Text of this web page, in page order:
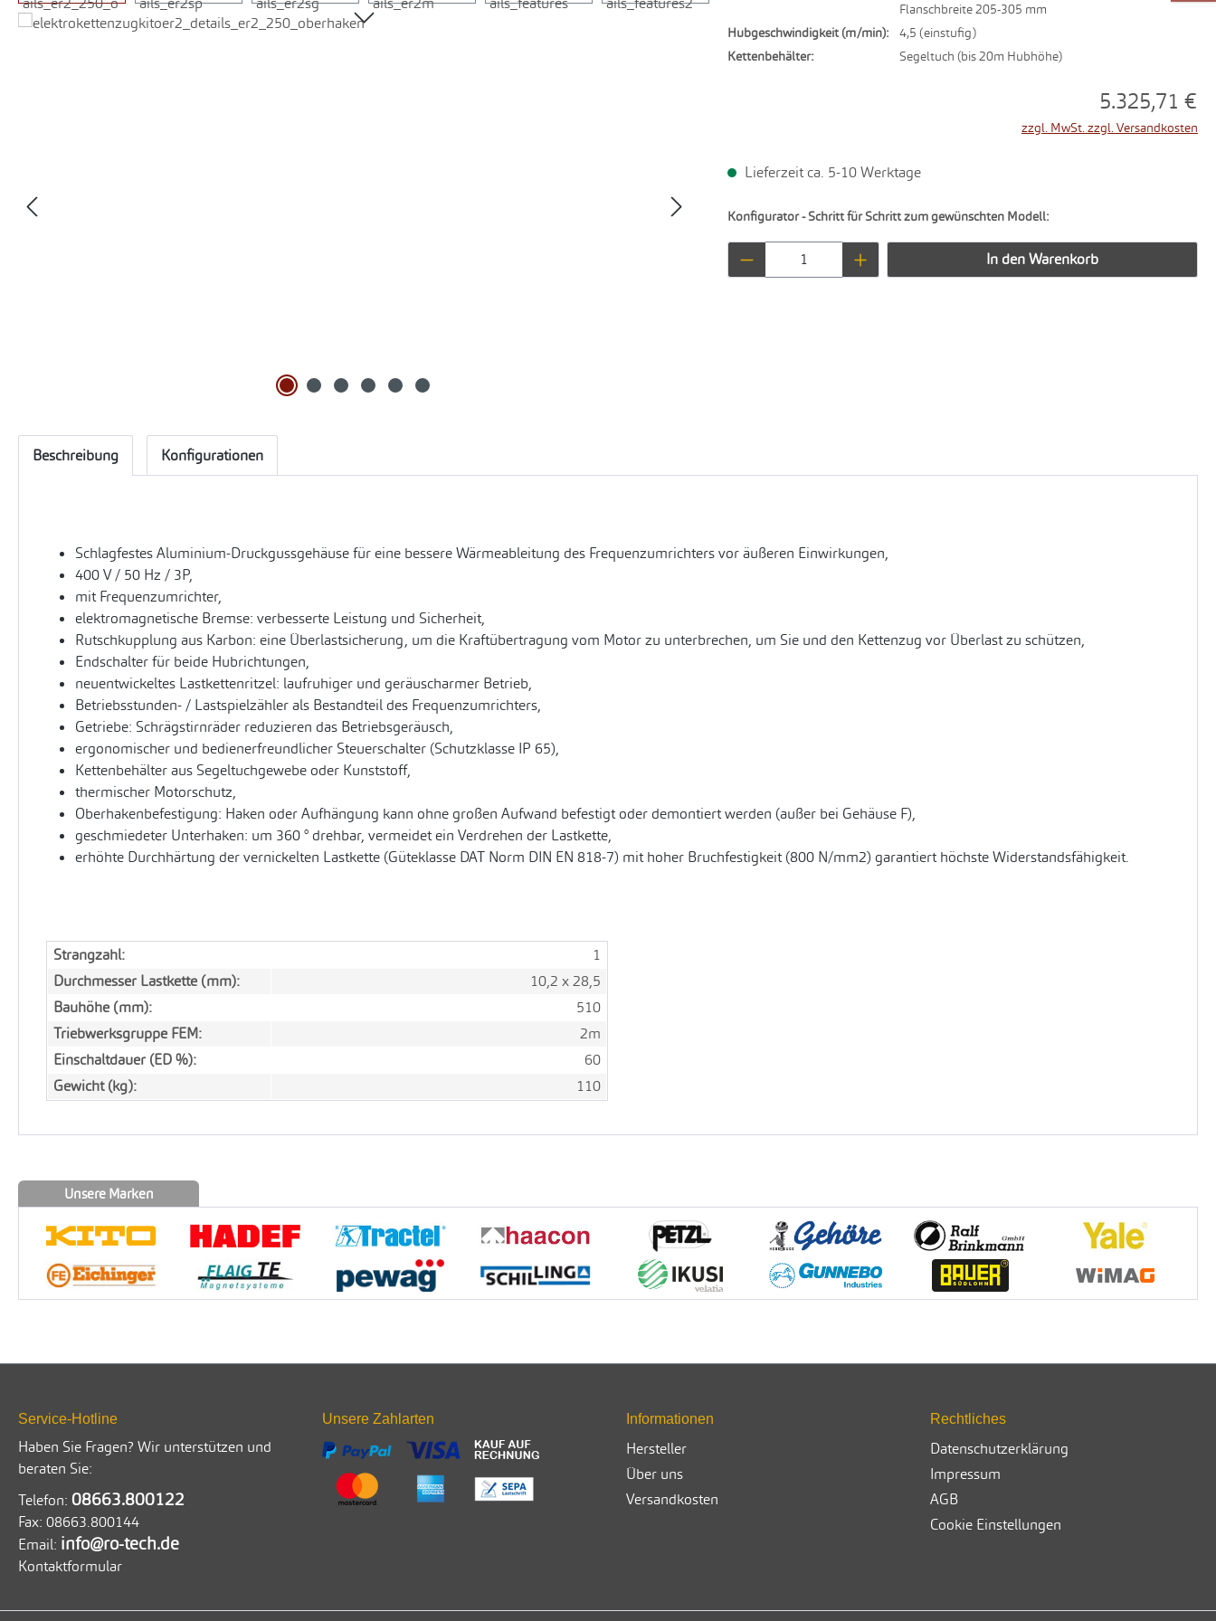
Flanschbreite 205-305 mm
Hubgeschwindigkeit (m/min):
4,5 (einstufig)
Kettenbehälter:
Segeltuch (bis 20m Hubhöhe)
5.325,71 €
zzgl. MwSt. zzgl. Versandkosten
Lieferzeit ca. 5-10 Werktage
Konfigurator - Schritt für Schritt zum gewünschten Modell:
Produkt Anzahl: Gib den gewünschten Wert ein
In den Warenkorb
Beschreibung Konfigurationen
Schlagfestes Aluminium-Druckgussgehäuse für eine bessere Wärmeableitung des Frequenzumrichters vor äußeren Einwirkungen,
400 V / 50 Hz / 3P,
mit Frequenzumrichter,
elektromagnetische Bremse: verbesserte Leistung und Sicherheit,
Rutschkupplung aus Karbon: eine Überlastsicherung, um die Kraftübertragung vom Motor zu unterbrechen, um Sie und den Kettenzug vor Überlast zu schützen,
Endschalter für beide Hubrichtungen,
neuentwickeltes Lastkettenritzel: laufruhiger und geräuscharmer Betrieb,
Betriebsstunden- / Lastspielzähler als Bestandteil des Frequenzumrichters,
Getriebe: Schrägstirnräder reduzieren das Betriebsgeräusch,
ergonomischer und bedienerfreundlicher Steuerschalter (Schutzklasse IP 65),
Kettenbehälter aus Segeltuchgewebe oder Kunststoff,
thermischer Motorschutz,
Oberhakenbefestigung: Haken oder Aufhängung kann ohne großen Aufwand befestigt oder demontiert werden (außer bei Gehäuse F),
geschmiedeter Unterhaken: um 360 ° drehbar, vermeidet ein Verdrehen der Lastkette,
erhöhte Durchhärtung der vernickelten Lastkette (Güteklasse DAT Norm DIN EN 818-7) mit hoher Bruchfestigkeit (800 N/mm2) garantiert höchste Widerstandsfähigkeit.
Strangzahl:
1
Durchmesser Lastkette (mm):
10,2 x 28,5
Bauhöhe (mm):
510
Triebwerksgruppe FEM:
2m
Einschaltdauer (ED %):
60
Gewicht (kg):
110
Unsere Marken
Service-Hotline
Haben Sie Fragen? Wir unterstützen und
beraten Sie:
Telefon: 08663.800122
Fax: 08663.800144
Email: info@ro-tech.de
Kontaktformular
Unsere Zahlarten Informationen
Hersteller
Über uns
Versandkosten
Rechtliches
Datenschutzerklärung
Impressum
AGB
Cookie Einstellungen